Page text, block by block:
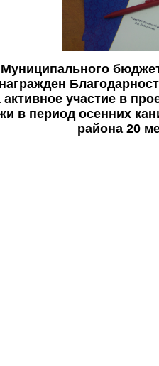
активное участие в
в период осенних
района 20